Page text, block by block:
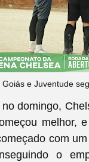
Goiás e Juventude
domingo,
melhor,
com
o